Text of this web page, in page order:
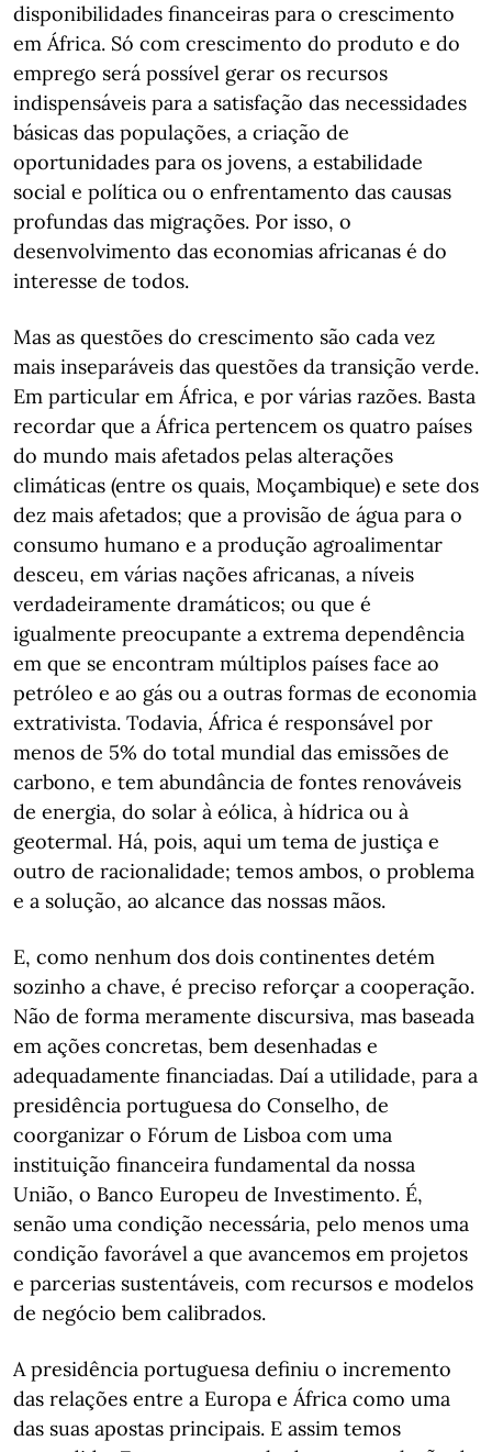
disponibilidades financeiras para o crescimento
em África. Só com crescimento do produto e do
emprego será possível gerar os recursos
indispensáveis para a satisfação das necessidades
básicas das populações, a criação de
oportunidades para os jovens, a estabilidade
social e política ou o enfrentamento das causas
profundas das migrações. Por isso, o
desenvolvimento das economias africanas é do
interesse de todos.
Mas as questões do crescimento são cada vez
mais inseparáveis das questões da transição verde.
Em particular em África, e por várias razões. Basta
recordar que a África pertencem os quatro países
do mundo mais afetados pelas alterações
climáticas (entre os quais, Moçambique) e sete dos
dez mais afetados; que a provisão de água para o
consumo humano e a produção agroalimentar
desceu, em várias nações africanas, a níveis
verdadeiramente dramáticos; ou que é
igualmente preocupante a extrema dependência
em que se encontram múltiplos países face ao
petróleo e ao gás ou a outras formas de economia
extrativista. Todavia, África é responsável por
menos de 5% do total mundial das emissões de
carbono, e tem abundância de fontes renováveis
de energia, do solar à eólica, à hídrica ou à
geotermal. Há, pois, aqui um tema de justiça e
outro de racionalidade; temos ambos, o problema
e a solução, ao alcance das nossas mãos.
E, como nenhum dos dois continentes detém
sozinho a chave, é preciso reforçar a cooperação.
Não de forma meramente discursiva, mas baseada
em ações concretas, bem desenhadas e
adequadamente financiadas. Daí a utilidade, para a
presidência portuguesa do Conselho, de
coorganizar o Fórum de Lisboa com uma
instituição financeira fundamental da nossa
União, o Banco Europeu de Investimento. É,
senão uma condição necessária, pelo menos uma
condição favorável a que avancemos em projetos
e parcerias sustentáveis, com recursos e modelos
de negócio bem calibrados.
A presidência portuguesa definiu o incremento
das relações entre a Europa e África como uma
das suas apostas principais. E assim temos